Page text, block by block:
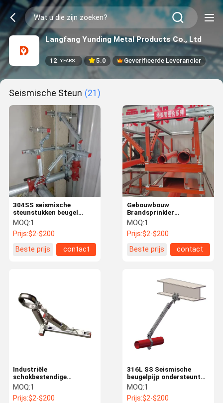
Langfang Yunding Metal Products Co., Ltd
12 YEARS 5.0 Geverifieerde Leverancier
Seismische Steun (21)
304SS seismische
steunstukken beugel
zijdelingse beugel
aardbevingsbestendiging
MOQ:1
Prijs:$2-$200
Beste prijs
contact
Gebouwbouw
Brandsprinkler
Seismische beugel voor
sanitair Transversale
ODM
MOQ:1
Prijs:$2-$200
Beste prijs
contact
Industriële
schokbestendige
seismische steunstukken
MOQ:1
Prijs:$2-$200
316L SS Seismische
beugelpijp ondersteunt
gepolijste longitudinale
schommelbeugel
MOQ:1
Prijs:$2-$200